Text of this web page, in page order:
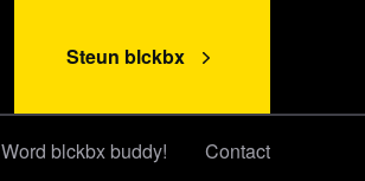
Steun blckbx
Word blckbx buddy! Contact